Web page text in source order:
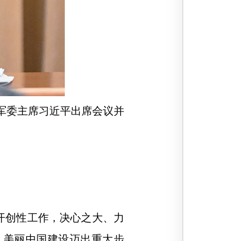
主席习近平出席会议并
性工作，决心之大、力